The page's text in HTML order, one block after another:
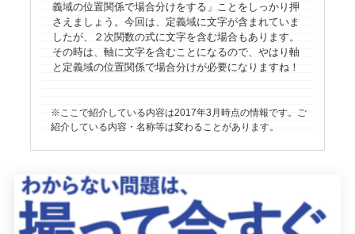
義域の位置関係で場合分けをする」ことをしっかり押
さえましょう。今回は、定義域に文字が含まれていま
したが、２次関数の式に文字を含む場合もあります。
その時は、軸に文字を含むことになるので、やはり軸
と定義域の位置関係で場合分けが必要になりますね！
ここで紹介している内容は2017年3月時点の情報です。ご
紹介している内容・名称等は変わることがあります。